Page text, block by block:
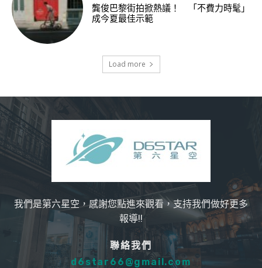
龔俊巴黎街拍掀熱議！ 「不費力時髦」
成今夏最佳示範
Load more
我們是第六星空，感謝您點進來觀看，支持我們做好更多
報導!!
聯絡我們
d6star66@gmail.com